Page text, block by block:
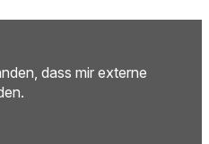
dass mir externe